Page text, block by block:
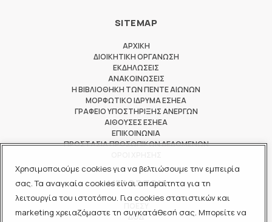
Χρησιμοποιούμε cookies για να βελτιώσουμε την εμπειρία
σας. Τα αναγκαία cookies είναι απαραίτητα για τη
λειτουργία του ιστοτόπου. Για cookies στατιστικών και
marketing χρειαζόμαστε τη συγκατάθεσή σας. Μπορείτε να
SITEMAP
ΑΡΧΙΚΗ
ΔΙΟΙΚΗΤΙΚΗ ΟΡΓΑΝΩΣΗ
ΕΚΔΗΛΩΣΕΙΣ
ΑΝΑΚΟΙΝΩΣΕΙΣ
Η ΒΙΒΛΙΟΘΗΚΗ ΤΩΝ ΠΕΝΤΕ ΑΙΩΝΩΝ
ΜΟΡΦΩΤΙΚΟ ΙΔΡΥΜΑ ΕΣΗΕΑ
ΓΡΑΦΕΙΟ ΥΠΟΣΤΗΡΙΞΗΣ ΑΝΕΡΓΩΝ
ΑΙΘΟΥΣΕΣ ΕΣΗΕΑ
ΕΠΙΚΟΙΝΩΝΙΑ
ΠΡΟΣΤΑΣΙΑ ΠΡΟΣΩΠΙΚΩΝ ΔΕΔΟΜΕΝΩΝ
ΜΕΛΟΣ ΤΩΝ
ΔΟΔ